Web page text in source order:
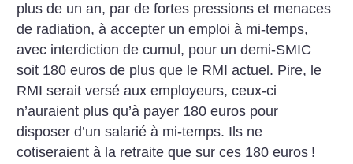
plus de un an, par de fortes pressions et menaces
de radiation, à accepter un emploi à mi-temps,
avec interdiction de cumul, pour un demi-SMIC
soit 180 euros de plus que le RMI actuel. Pire, le
RMI serait versé aux employeurs, ceux-ci
n’auraient plus qu’à payer 180 euros pour
disposer d’un salarié à mi-temps. Ils ne
cotiseraient à la retraite que sur ces 180 euros !